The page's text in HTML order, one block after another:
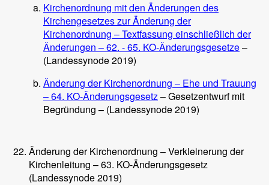
Kirchenordnung mit den Änderungen des
Kirchengesetzes zur Änderung der
Kirchenordnung – Textfassung einschließlich der
Änderungen – 62. - 65. KO-Änderungsgesetze–
(Landessynode 2019)
Änderung der Kirchenordnung – Ehe und Trauung
– 64. KO-Änderungsgesetz– Gesetzentwurf mit
Begründung – (Landessynode 2019)
Änderung der Kirchenordnung – Verkleinerung der
Kirchenleitung – 63. KO-Änderungsgesetz
(Landessynode 2019)